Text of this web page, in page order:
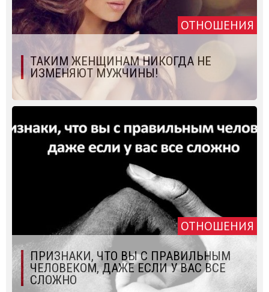
ОТНОШЕНИЯ
ТАКИМ ЖЕНЩИНАМ НИКОГДА НЕ
ИЗМЕНЯЮТ МУЖЧИНЫ!
ОТНОШЕНИЯ
ПРИЗНАКИ, ЧТО ВЫ С ПРАВИЛЬНЫМ
ЧЕЛОВЕКОМ, ДАЖЕ ЕСЛИ У ВАС ВСЕ
СЛОЖНО